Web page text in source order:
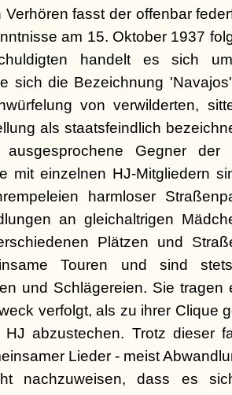
fasst der offenbar
am 15. Oktober 1937
handelt es sich
sich die Bezeichnung
von verwilderten,
als staatsfeindlich
ausgesprochene Gegner
mit einzelnen HJ-Mitgliedern
harmloser
an gleichaltrigen
Plätzen und
Touren und sind
und Schlägereien. Sie tragen
verfolgt, als zu ihrer Clique
HJ abzustechen. Trotz dieser
Lieder - meist
nachzuweisen, dass es